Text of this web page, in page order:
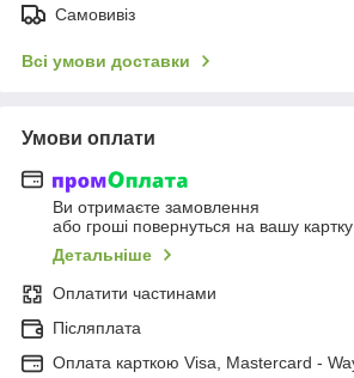
Самовивіз
Всі умови доставки
Умови оплати
Ви отримаєте замовлення
або гроші повернуться на вашу картку
Детальніше
Оплатити частинами
Післяплата
Оплата карткою Visa, Mastercard -